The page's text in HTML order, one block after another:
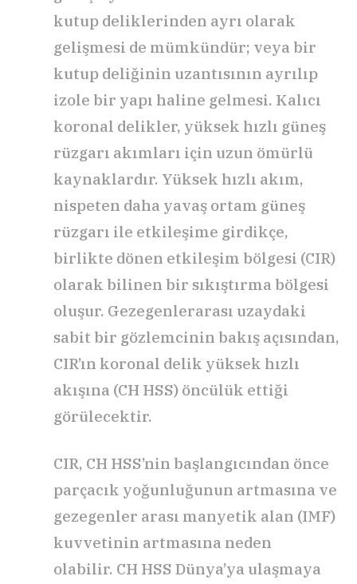
kutup deliklerinden ayrı olarak
gelişmesi de mümkündür; veya bir
kutup deliğinin uzantısının ayrılıp
izole bir yapı haline gelmesi. Kalıcı
koronal delikler, yüksek hızlı güneş
rüzgarı akımları için uzun ömürlü
kaynaklardır. Yüksek hızlı akım,
nispeten daha yavaş ortam güneş
rüzgarı ile etkileşime girdikçe,
birlikte dönen etkileşim bölgesi (CIR)
olarak bilinen bir sıkıştırma bölgesi
oluşur. Gezegenlerarası uzaydaki
sabit bir gözlemcinin bakış açısından,
CIR’ın koronal delik yüksek hızlı
akışına (CH HSS) öncülük ettiği
görülecektir.
CIR, CH HSS’nin başlangıcından önce
parçacık yoğunluğunun artmasına ve
gezegenler arası manyetik alan (IMF)
kuvvetinin artmasına neden
olabilir. CH HSS Dünya’ya ulaşmaya